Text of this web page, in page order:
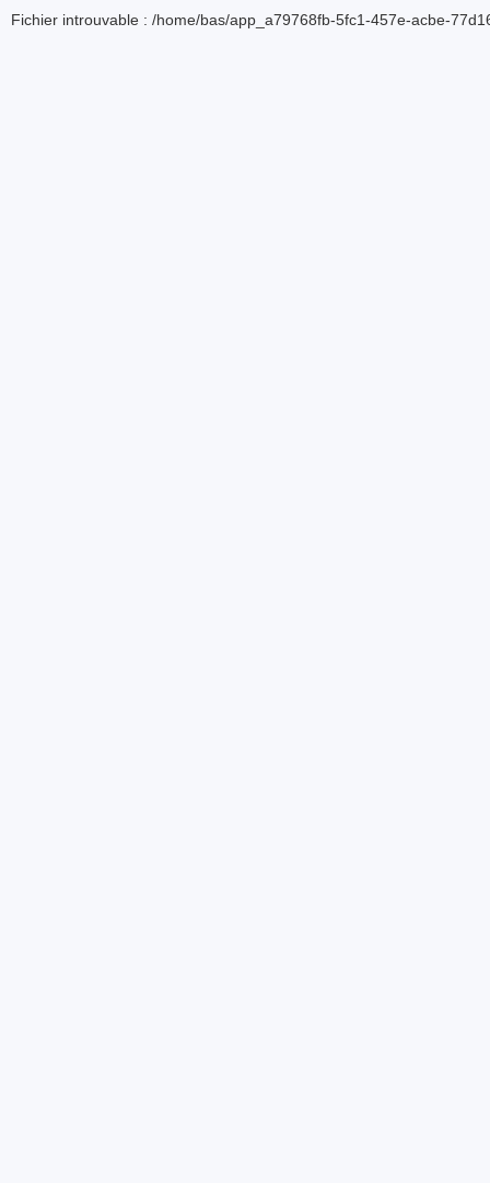
Fichier introuvable : /home/bas/app_a79768fb-5fc1-457e-acbe-